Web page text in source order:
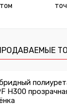
H300